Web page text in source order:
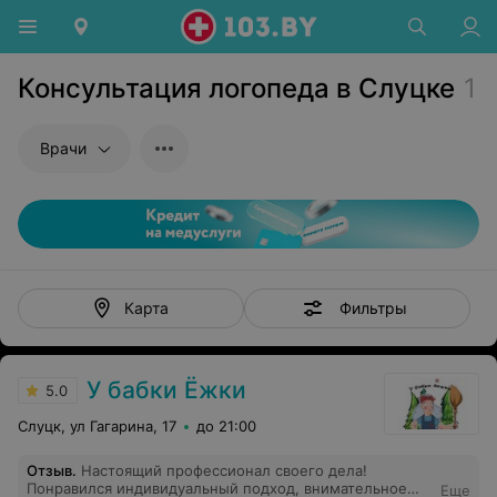
Консультация логопеда в Слуцке 1
Врачи
Карта Фильтры
5.0 У бабки Ёжки
Слуцк, ул Гагарина, 17 до 21:00
Отзыв. Настоящий профессионал своего дела!
Понравился индивидуальный подход, внимательное
Еще